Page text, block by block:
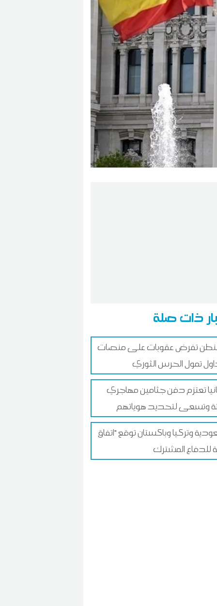
ذات صلة
تفرض عقوبات على منصات
تمول الحرس الثوري
تعتزم دفن جثامين مهاجري
وتسعى لتحديد هوياتهم
وتركيا وباكستان توقع "اتفاق